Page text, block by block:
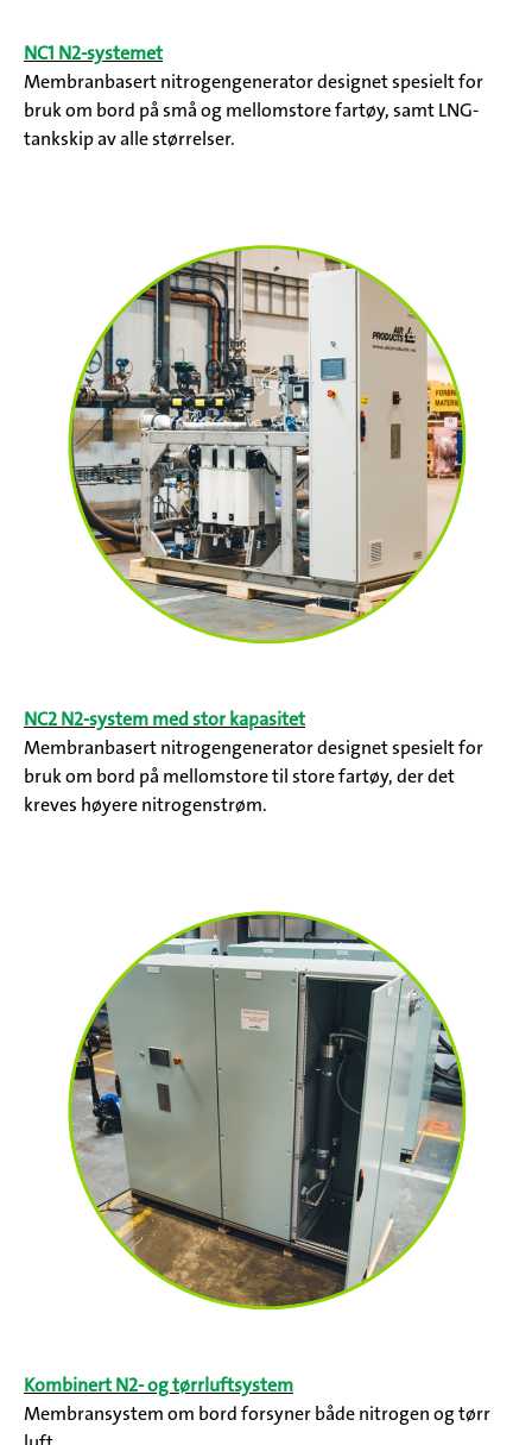
NC1 N2-systemet
Membranbasert nitrogengenerator designet spesielt for
bruk om bord på små og mellomstore fartøy, samt LNG-
tankskip av alle størrelser.
NC2 N2-system med stor kapasitet
Membranbasert nitrogengenerator designet spesielt for
bruk om bord på mellomstore til store fartøy, der det
kreves høyere nitrogenstrøm.
Kombinert N2- og tørrluftsystem
Membransystem om bord forsyner både nitrogen og tørr